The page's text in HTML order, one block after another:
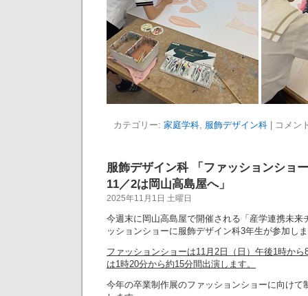
カテゴリー: 家庭学科, 服飾デザイン科 コメン
服飾デザイン科 「ファッションショ
11／2は岡山高島屋へ」
2025年11月1日 土曜日
今週末に岡山高島屋で開催される「産学連携未来
ッションショーに服飾デザイン科3年生が参加し
ファッションショーは11月2日（日）午後1時か
は1時20分から約15分間出演します。
今年の卒業制作展のファッションショーに向けて